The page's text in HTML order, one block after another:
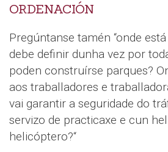
ORDENACIÓN
Pregúntanse tamén “onde
debe definir dunha vez por
poden construírse parques?
aos traballadores e
vai garantir a seguridade do
servizo de practicaxe e cun
helicóptero?“